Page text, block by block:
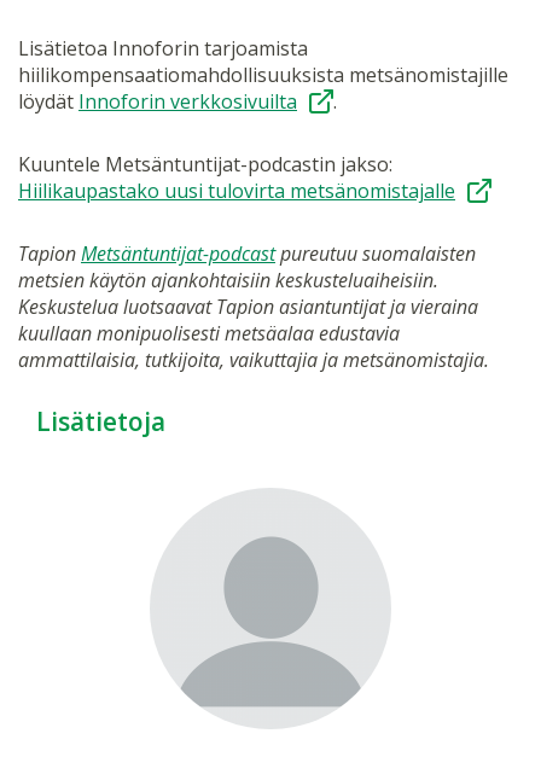
Lisätietoa Innoforin tarjoamista
hiilikompensaatiomahdollisuuksista metsänomistajille
löydät Innoforin verkkosivuilta .
Kuuntele Metsäntuntijat-podcastin jakso:
Hiilikaupastako uusi tulovirta metsänomistajalle
TapionMetsäntuntijat-podcastpureutuu suomalaisten
metsien käytön ajankohtaisiin keskusteluaiheisiin.
Keskustelua luotsaavat Tapion asiantuntijat ja vieraina
kuullaan monipuolisesti metsäalaa edustavia
ammattilaisia, tutkijoita, vaikuttajia ja metsänomistajia.
Lisätietoja